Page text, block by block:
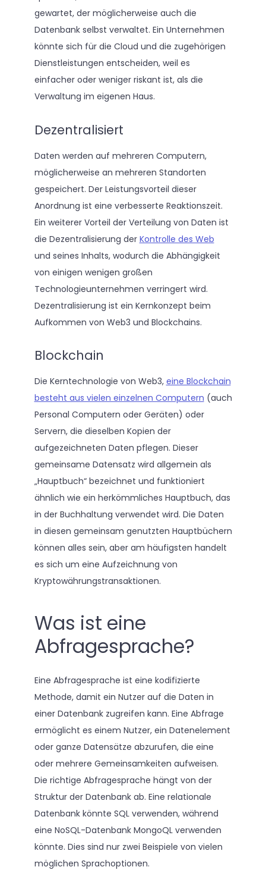
gewartet, der möglicherweise auch die
Datenbank selbst verwaltet. Ein Unternehmen
könnte sich für die Cloud und die zugehörigen
Dienstleistungen entscheiden, weil es
einfacher oder weniger riskant ist, als die
Verwaltung im eigenen Haus.
Dezentralisiert
Daten werden auf mehreren Computern,
möglicherweise an mehreren Standorten
gespeichert. Der Leistungsvorteil dieser
Anordnung ist eine verbesserte Reaktionszeit.
Ein weiterer Vorteil der Verteilung von Daten ist
die Dezentralisierung der Kontrolle des Web
und seines Inhalts, wodurch die Abhängigkeit
von einigen wenigen großen
Technologieunternehmen verringert wird.
Dezentralisierung ist ein Kernkonzept beim
Aufkommen von Web3 und Blockchains.
Blockchain
Die Kerntechnologie von Web3, eine Blockchain
besteht aus vielen einzelnen Computern (auch
Personal Computern oder Geräten) oder
Servern, die dieselben Kopien der
aufgezeichneten Daten pflegen. Dieser
gemeinsame Datensatz wird allgemein als
„Hauptbuch“ bezeichnet und funktioniert
ähnlich wie ein herkömmliches Hauptbuch, das
in der Buchhaltung verwendet wird. Die Daten
in diesen gemeinsam genutzten Hauptbüchern
können alles sein, aber am häufigsten handelt
es sich um eine Aufzeichnung von
Kryptowährungstransaktionen.
Was ist eine
Abfragesprache?
Eine Abfragesprache ist eine kodifizierte
Methode, damit ein Nutzer auf die Daten in
einer Datenbank zugreifen kann. Eine Abfrage
ermöglicht es einem Nutzer, ein Datenelement
oder ganze Datensätze abzurufen, die eine
oder mehrere Gemeinsamkeiten aufweisen.
Die richtige Abfragesprache hängt von der
Struktur der Datenbank ab. Eine relationale
Datenbank könnte SQL verwenden, während
eine NoSQL-Datenbank MongoQL verwenden
könnte. Dies sind nur zwei Beispiele von vielen
möglichen Sprachoptionen.